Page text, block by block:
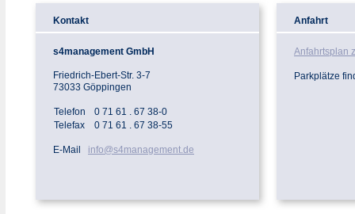
Kontakt
s4management GmbH
Friedrich-Ebert-Str. 3-7
73033 Göppingen
Telefon
0 71 61 . 67 38-0
Telefax
0 71 61 . 67 38-55
E-Mail info@s4management.de
Anfahrt
Anfahrtsplan
Parkplätze